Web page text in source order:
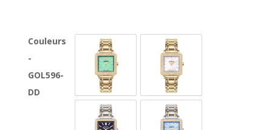
Couleurs
-
GOL596-
DD
GOL596-GG-DD-12AGOL596-GG-DD-7